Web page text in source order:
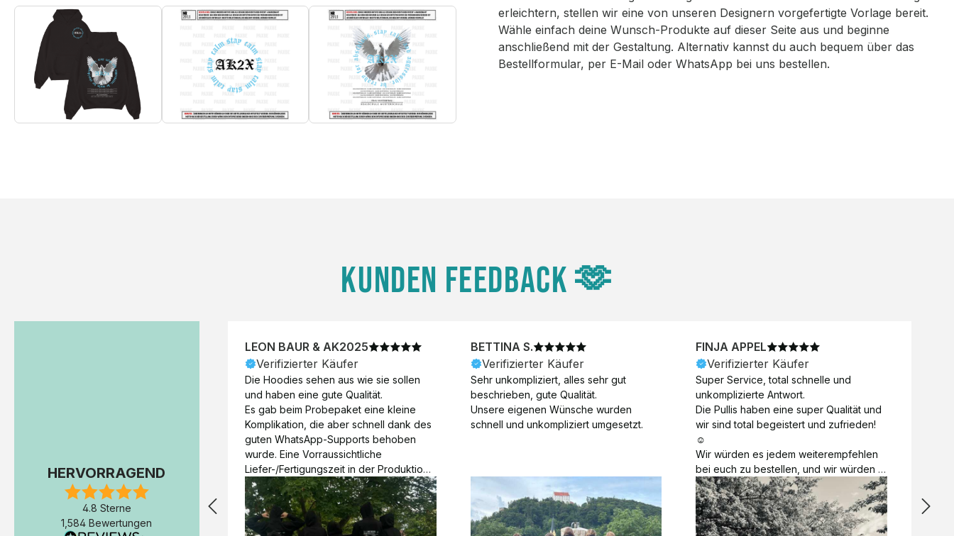
erleichtern, stellen wir eine von unseren Designern vorgefertigte Vorlage bereit.
Wähle einfach deine Wunsch-Produkte auf dieser Seite aus und beginne
anschließend mit der Gestaltung. Alternativ kannst du auch bequem über das
Bestellformular, per E-Mail oder WhatsApp bei uns bestellen.
KUNDEN FEEDBACK 🫶
HERVORRAGEND
4.8 Sterne
1,584 Bewertungen
LEON BAUR & AK2025
Verifizierter Käufer
Die Hoodies sehen aus wie sie sollen
und haben eine gute Qualität.
Es gab beim Probepaket eine kleine
Komplikation, die aber schnell dank des
guten WhatsApp-Supports behoben
wurde. Eine Vorraussichtliche
Liefer-/Fertigungszeit in der Produktion
wäre hilfreich. Die Produktion dauerte 7
Werktage (inkl. Samstage und ohne
Express-Produktion), die Lieferung
erfolgte schon am Tag nach der
BETTINA S.
Verifizierter Käufer
Sehr unkompliziert, alles sehr gut
beschrieben, gute Qualität.
Unsere eigenen Wünsche wurden
schnell und unkompliziert umgesetzt.
FINJA APPEL
Verifizierter Käufer
Super Service, total schnelle und
unkomplizierte Antwort.
Die Pullis haben eine super Qualität und
wir sind total begeistert und zufrieden!
☺️
Wir würden es jedem weiterempfehlen
bei euch zu bestellen, und wir würden
es auch sofort nochmal tun!
Vielen Dank für alles 😊